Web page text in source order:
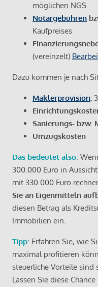
möglichen NGS
Notargebühren
Kaufpreises
(vereinzelt)
Dazu kommen je nach
Maklerprovision:
Sanierungs- bzw.
Umzugskosten
Das bedeutet also:
300.000 Euro in
mit 330.000 Euro
Sie an Eigenmitteln
diesen Betrag als
Immobilien ein.
Tipp: Erfahren Sie, wie
maximal profitieren
steuerliche Vorteile sind
Lassen Sie diese